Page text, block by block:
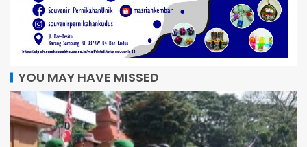
YOU MAY HAVE MISSED